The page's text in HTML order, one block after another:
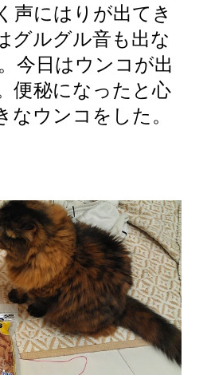
声にはりが出てき
グルグル音も出な
今日はウンコが出
便秘になったと心
なウンコをした。